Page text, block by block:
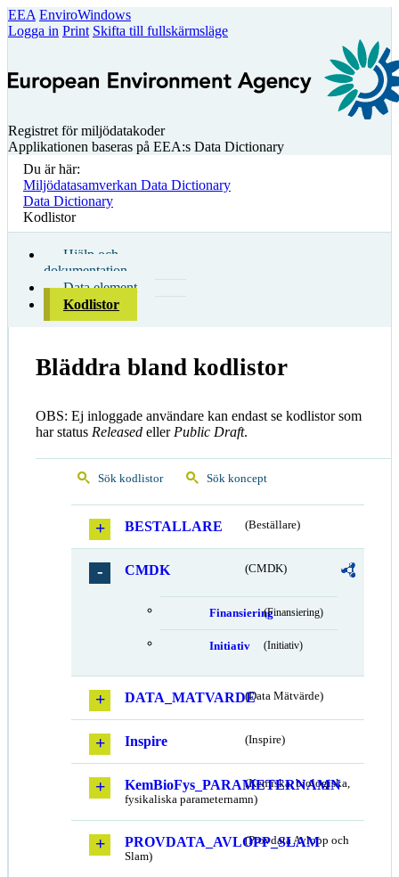
EEA EnviroWindows
Logga in Print Skifta till fullskärmsläge
Registret för miljödatakoder
Applikationen baseras på EEA:s Data Dictionary
Du är här:
Miljödatasamverkan Data Dictionary
Data Dictionary
Kodlistor
Hjälp och
dokumentation
Data element
Kodlistor
Bläddra bland kodlistor
OBS: Ej inloggade användare kan endast se kodlistor som
har status Released eller Public Draft.
Sök kodlistor Sök koncept
BESTALLARE (Beställare)
CMDK (CMDK)
Finansiering(Finansiering)
Initiativ (Initiativ)
DATA_MATVARDE(Data Mätvärde)
Inspire (Inspire)
KemBioFys_PARAMETERNAMN
(Kemiska, biologiska,
fysikaliska parameternamn)
PROVDATA_AVLOPP_SLAM
(Provdata Avlopp och
Slam)